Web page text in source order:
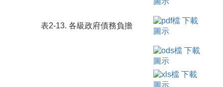
表2-13. 各級政府債務負擔